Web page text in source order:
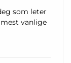
som leter
vanlige